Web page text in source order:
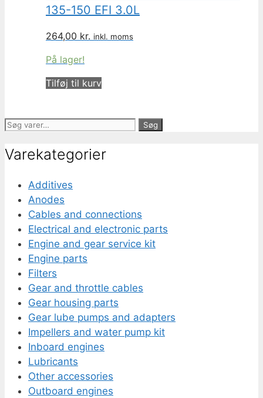
135-150 EFI 3.0L
264,00 kr. inkl. moms
På lager!
Tilføj til kurv
Søg
Søg
Varekategorier
Additives
Anodes
Cables and connections
Electrical and electronic parts
Engine and gear service kit
Engine parts
Filters
Gear and throttle cables
Gear housing parts
Gear lube pumps and adapters
Impellers and water pump kit
Inboard engines
Lubricants
Other accessories
Outboard engines